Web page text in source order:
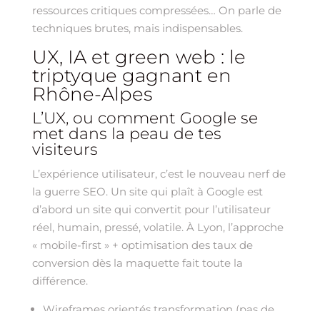
ressources critiques compressées… On parle de
techniques brutes, mais indispensables.
UX, IA et green web : le
triptyque gagnant en
Rhône-Alpes
L’UX, ou comment Google se
met dans la peau de tes
visiteurs
L’expérience utilisateur, c’est le nouveau nerf de
la guerre SEO. Un site qui plaît à Google est
d’abord un site qui convertit pour l’utilisateur
réel, humain, pressé, volatile. À Lyon, l’approche
« mobile-first » + optimisation des taux de
conversion dès la maquette fait toute la
différence.